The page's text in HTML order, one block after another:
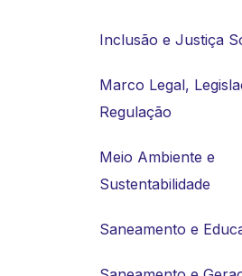
Inclusão e Justiça
Marco Legal,
Regulação
Meio Ambiente e
Sustentabilidade
Saneamento e